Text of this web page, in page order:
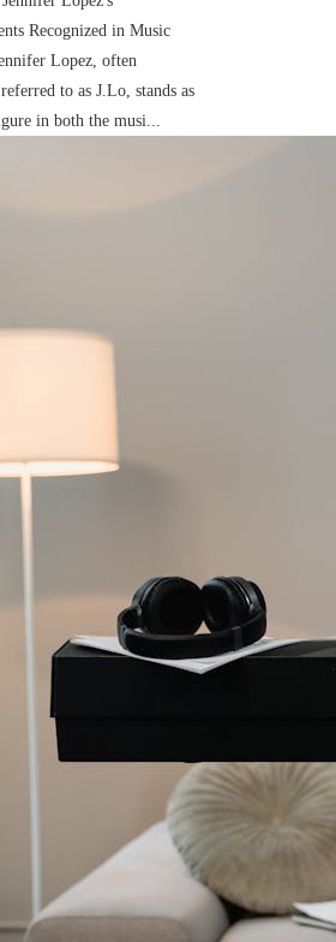
Recognized in Music
Lopez, often
to as J.Lo, stands as
in both the musi...